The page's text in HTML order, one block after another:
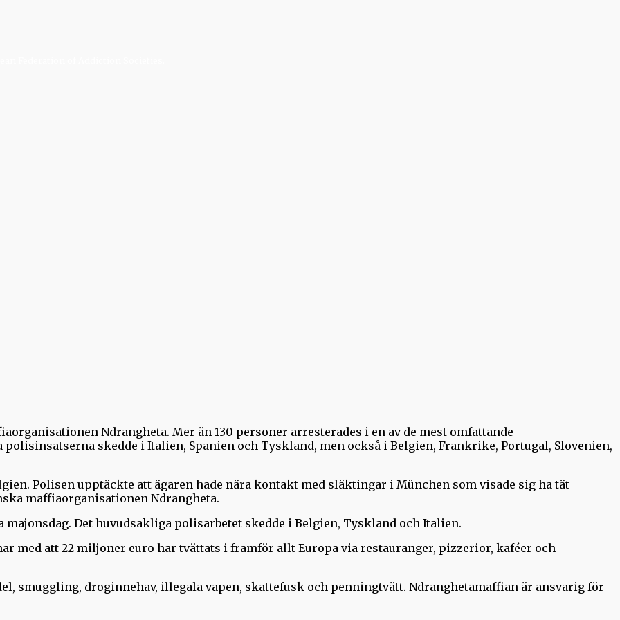
Ndrangheta. Mer än 130 personer arresterades i en av de mest omfattande
skedde i Italien, Spanien och Tyskland, men också i Belgien, Frankrike, Portugal, Slovenien,
Polisen upptäckte att ägaren hade nära kontakt med släktingar i München som visade sig ha tät
maffiaorganisationen Ndrangheta.
Det huvudsakliga polisarbetet skedde i Belgien, Tyskland och Italien.
med att 22 miljoner euro har tvättats i framför allt Europa via restauranger, pizzerior, kaféer och
smuggling, droginnehav, illegala vapen, skattefusk och penningtvätt. Ndranghetamaffian är ansvarig för